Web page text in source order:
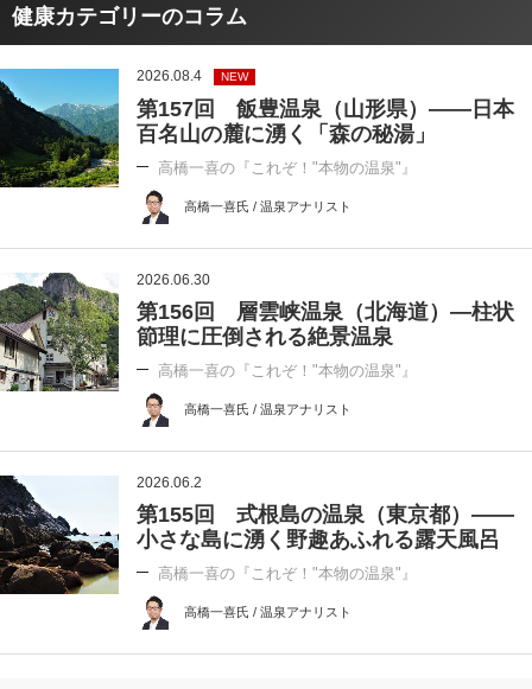
健康カテゴリーのコラム
2026.08.4 NEW
第157回 飯豊温泉（山形県）――日本
百名山の麓に湧く「森の秘湯」
高橋一喜の『これぞ！"本物の温泉"』
高橋一喜氏 / 温泉アナリスト
2026.06.30
第156回 層雲峡温泉（北海道）―柱状
節理に圧倒される絶景温泉
高橋一喜の『これぞ！"本物の温泉"』
高橋一喜氏 / 温泉アナリスト
2026.06.2
第155回 式根島の温泉（東京都）――
小さな島に湧く野趣あふれる露天風呂
高橋一喜の『これぞ！"本物の温泉"』
高橋一喜氏 / 温泉アナリスト